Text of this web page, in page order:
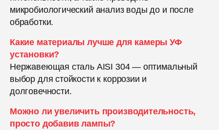
микробиологический анализ воды до и после
обработки.
Какие материалы лучше для камеры УФ
установки?
Нержавеющая сталь AISI 304 — оптимальный
выбор для стойкости к коррозии и
долговечности.
Можно ли увеличить производительность,
просто добавив лампы?